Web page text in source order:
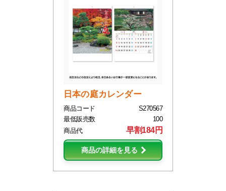
日本の庭カレンダー
商品コード
S270567
最低販売数
100
商品代
早割184円
商品の詳細を見る